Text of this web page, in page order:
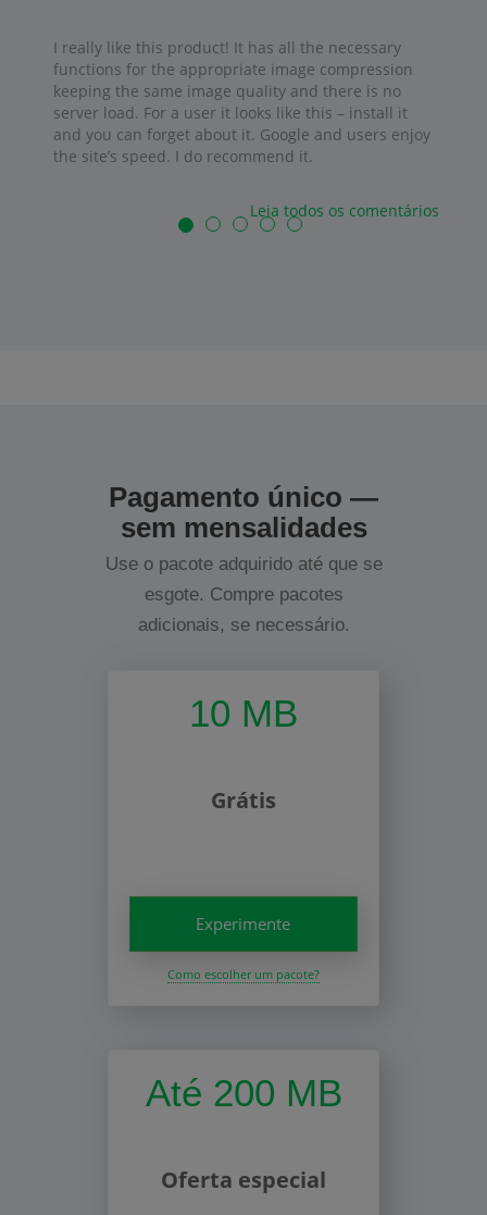
I really like this product! It has all the necessary
functions for the appropriate image compression
keeping the same image quality and there is no
server load. For a user it looks like this – install it
and you can forget about it. Google and users enjoy
the site’s speed. I do recommend it.
Leia todos os comentários
Pagamento único —
sem mensalidades
Use o pacote adquirido até que se
esgote. Compre pacotes
adicionais, se necessário.
10 MB
Grátis
Experimente
Como escolher um pacote?
Até 200 MB
Oferta especial